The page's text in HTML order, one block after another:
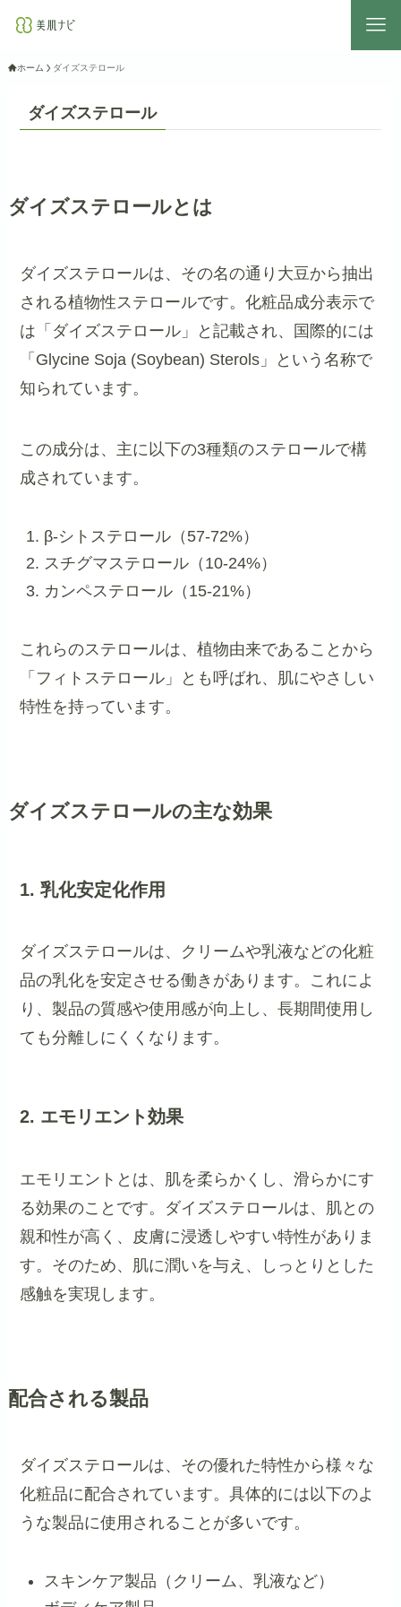
ホーム ダイズステロール
ダイズステロール
ダイズステロールとは
ダイズステロールは、その名の通り大豆から抽出
される植物性ステロールです。化粧品成分表示で
は「ダイズステロール」と記載され、国際的には
「Glycine Soja (Soybean) Sterols」という名称で
知られています。
この成分は、主に以下の3種類のステロールで構
成されています。
β-シトステロール（57-72%）
スチグマステロール（10-24%）
カンペステロール（15-21%）
これらのステロールは、植物由来であることから
「フィトステロール」とも呼ばれ、肌にやさしい
特性を持っています。
ダイズステロールの主な効果
1. 乳化安定化作用
ダイズステロールは、クリームや乳液などの化粧
品の乳化を安定させる働きがあります。これによ
り、製品の質感や使用感が向上し、長期間使用し
ても分離しにくくなります。
2. エモリエント効果
エモリエントとは、肌を柔らかくし、滑らかにす
る効果のことです。ダイズステロールは、肌との
親和性が高く、皮膚に浸透しやすい特性がありま
す。そのため、肌に潤いを与え、しっとりとした
感触を実現します。
配合される製品
ダイズステロールは、その優れた特性から様々な
化粧品に配合されています。具体的には以下のよ
うな製品に使用されることが多いです。
スキンケア製品（クリーム、乳液など）